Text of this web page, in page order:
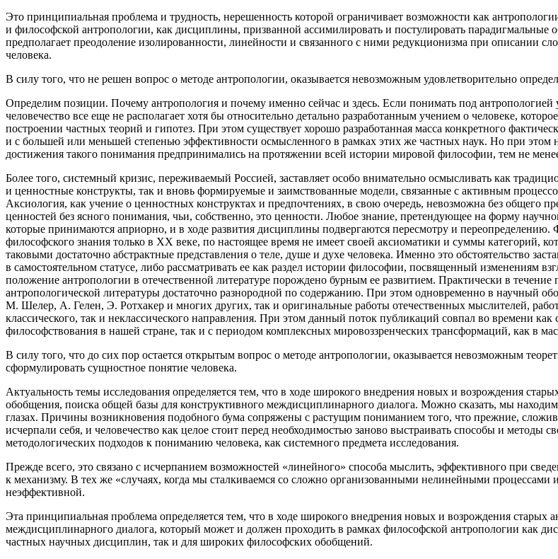
Это принципиальная проблема и трудность, нерешенность которой ограничивает возможности как
и философской антропологии, как дисциплины, призванной ассимилировать и постулировать
предполагает преодоление изолированности, линейности и связанного с ними редукционизма при описании
человека.
В силу того, что не решен вопрос о методе антропологии, оказывается невозможным удовлетворительно
Определим позиции. Почему антропология и почему именно сейчас и здесь. Если понимать под
человечество все еще не располагает хотя бы относительно детально разработанным учением о человеке,
построении частных теорий и гипотез. При этом существует хорошо разработанная масса конкретного
и с большей или меньшей степенью эффективности осмысленного в рамках этих же частных наук. Но при
достижения такого понимания предпринимались на протяжении всей истории мировой философии, тем не
Более того, системный кризис, переживаемый Россией, заставляет особо внимательно осмысливать как
и ценностные конструкты, так и вновь формируемые и заимствованные модели, связанные с активным
Аксиология, как учение о ценностных конструктах и предпочтениях, в свою очередь, невозможна без общего
ценностей без ясного понимания, чьи, собственно, это ценности. Любое знание, претендующее на форму
которые принимаются априорно, и в ходе развития дисциплины подвергаются пересмотру и переопределению.
философского знания только в ХХ веке, по настоящее время не имеет своей аксиоматики и суммы категорий,
таковыми достаточно абстрактные представления о теле, душе и духе человека. Именно это обстоятельство
в самостоятельном статусе, либо рассматривать ее как раздел истории философии, посвященный изменениям
положение антропологии в отечественной литературе порождено бурным ее развитием. Практически в
антропологической литературы достаточно разнородной по содержанию. При этом одновременно в научный
М. Шелер, А. Гелен, Э. Ротхакер и многих других, так и оригинальные работы отечественных мыслителей,
классического, так и неклассического направления. При этом данный поток публикаций совпал во времени
философствования в нашей стране, так и с периодом комплексных мировоззренческих трансформаций, как в
В силу того, что до сих пор остается открытым вопрос о методе антропологии, оказывается невозможным
сформулировать сущностное понятие человека.
Актуальность темы исследования определяется тем, что в ходе широкого внедрения новых и возрождения
обобщения, поиска общей базы для конструктивного междисциплинарного диалога. Можно сказать, мы
глазах. Причины возникновения подобного бума сопряжены с растущим пониманием того, что прежние,
исчерпали себя, и человечество как целое стоит перед необходимостью заново выстраивать способы и методы
методологических подходов к пониманию человека, как системного предмета исследования.
Прежде всего, это связано с исчерпанием возможностей «линейного» способа мыслить, эффективного при
к механизму. В тех же «случаях, когда мы сталкиваемся со сложно организованными нелинейными процессами
неэффективной.
Эта принципиальная проблема определяется тем, что в ходе широкого внедрения новых и возрождения старых
междисциплинарного диалога, который может и должен проходить в рамках философской антропологии как
частных научных дисциплин, так и для широких философских обобщений.